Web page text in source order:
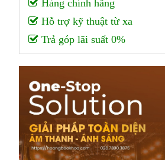
Hàng chính hãng
Hỗ trợ kỹ thuật từ xa
Trả góp lãi suất 0%